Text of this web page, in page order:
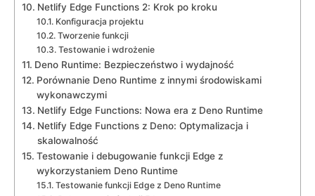
Netlify Edge Functions 2: ‍Krok po kroku
Konfiguracja projektu
Tworzenie funkcji
Testowanie i wdrożenie
Deno Runtime: Bezpieczeństwo i wydajność
Porównanie Deno‍ Runtime z innymi środowiskami‌
wykonawczymi
Netlify Edge ⁤Functions:⁤ Nowa ​era⁤ z ​Deno Runtime
Netlify Edge Functions z Deno: Optymalizacja i
skalowalność
Testowanie i debugowanie funkcji‌ Edge z ​
wykorzystaniem Deno Runtime
Testowanie funkcji Edge z Deno Runtime